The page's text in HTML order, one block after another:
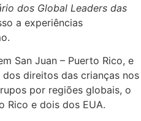
dos Global Leaders das
a experiências
San Juan – Puerto Rico, e
direitos das crianças nos
por regiões globais, o
Rico e dois dos EUA.